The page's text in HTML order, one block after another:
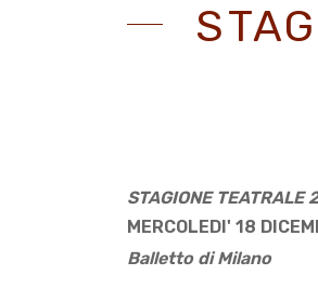
STAGIONE
MERCOLEDI' 18
Balletto di Milano